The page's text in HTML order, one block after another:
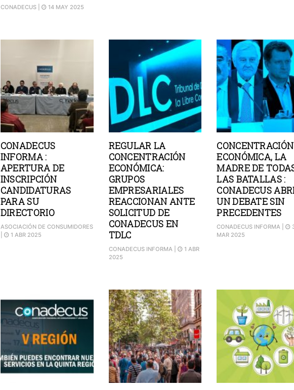
CONADECUS| 14 MAY 2025
CONADECUS
INFORMA :
APERTURA DE
INSCRIPCIÓN
CANDIDATURAS
PARA SU
DIRECTORIO
ASOCIACIÓN DE CONSUMIDORES
1 ABR 2025
REGULAR LA
CONCENTRACIÓN
ECONÓMICA:
GRUPOS
EMPRESARIALES
REACCIONAN ANTE
SOLICITUD DE
CONADECUS EN
TDLC
CONADECUS INFORMA|
1 ABR
2025
CONCENTRACIÓN
ECONÓMICA, LA
MADRE DE
LAS BATALLAS :
CONADECUS
UN DEBATE SIN
PRECEDENTES
CONADECUS INFORMA |
MAR 2025